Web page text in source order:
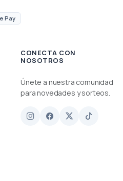
Pay
CONECTA CON
NOSOTROS
Únete a nuestra comunidad
para novedades y sorteos.